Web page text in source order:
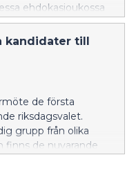
ehdokasjoukossa
vihreät
Vantaan Vihreiden
Seppänen.
kandidater till
de första
riksdagsvalet.
grupp från olika
finns de nuvarande